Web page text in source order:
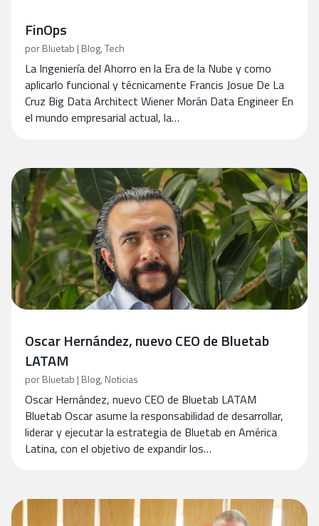
FinOps
porBluetab | Blog,Tech
La Ingeniería del Ahorro en la Era de la Nube y como
aplicarlo funcional y técnicamente Francis Josue De La
Cruz Big Data Architect Wiener Morán Data Engineer En
el mundo empresarial actual, la…
Oscar Hernández, nuevo CEO de Bluetab
LATAM
porBluetab | Blog, Noticias
Oscar Hernández, nuevo CEO de Bluetab LATAM
Bluetab Oscar asume la responsabilidad de desarrollar,
liderar y ejecutar la estrategia de Bluetab en América
Latina, con el objetivo de expandir los…